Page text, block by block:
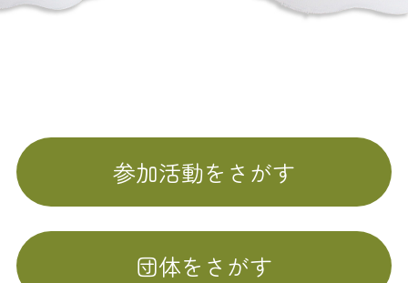
参加活動をさがす
団体をさがす